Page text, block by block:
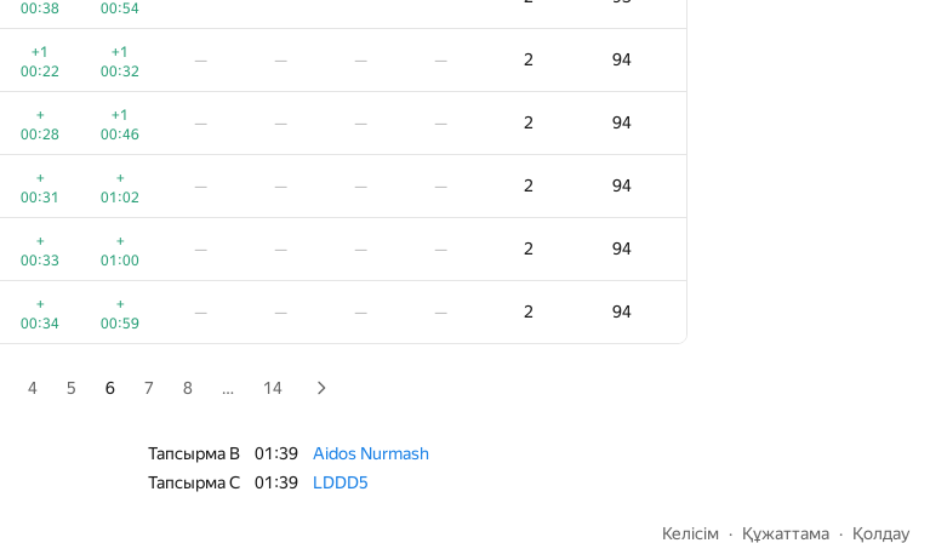
00:38
00:54
+1
00:22
+1
00:32
— — — — 2 94
+
00:28
+1
00:46
— — — — 2 94
+
00:31
+
01:02
— — — — 2 94
+
00:33
+
01:00
— — — — 2 94
+
00:34
+
00:59
— — — — 2 94
+
01:00
+
00:23
2 83
00:32
+
00:51
2 83
00:33
00:50
2 83
00:38
00:45
2 83
01:24 00:42
2 83
00:14
— — —
4 5 6 7 8 … 14
Тапсырма B 01:39
Aidos Nurmash
Тапсырма C 01:39 LDDD5
Келісім Құжаттама Қолдау